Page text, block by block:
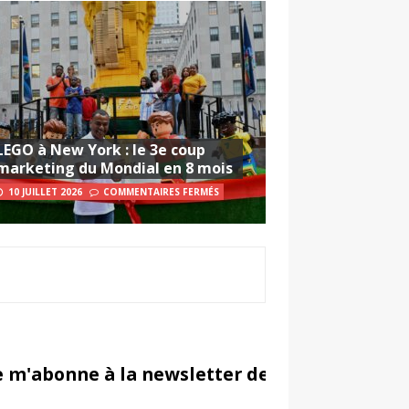
à New York : le 3e coup
du Mondial en 8 mois
10 JUILLET 2026 COMMENTAIRES FERMÉS
m'abonne à la newsletter de